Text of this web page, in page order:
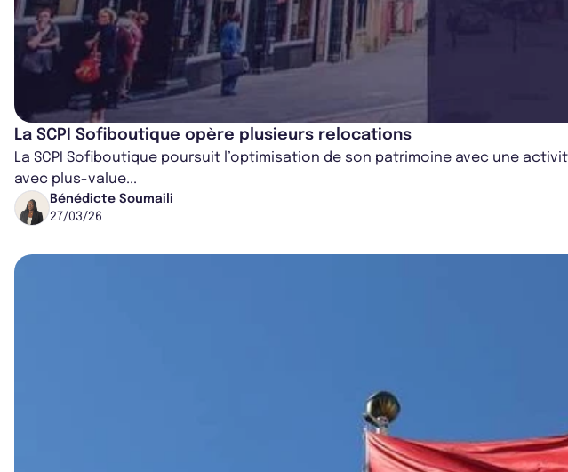
La SCPI Sofiboutique opère plusieurs relocations
La SCPI Sofiboutique poursuit l’optimisation de son patrimoine avec une
avec plus-value...
Bénédicte Soumaili
27/03/26